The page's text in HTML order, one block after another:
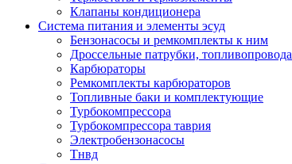
Клапаны кондиционера
Система питания и элементы эсуд
Бензонасосы и ремкомплекты к ним
Дроссельные патрубки, топливопровода
Карбюраторы
Ремкомплекты карбюраторов
Топливные баки и комплектующие
Турбокомпрессора
Турбокомпрессора таврия
Электробензонасосы
Тнвд